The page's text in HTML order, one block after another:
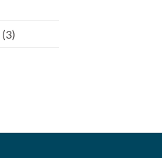
(3)